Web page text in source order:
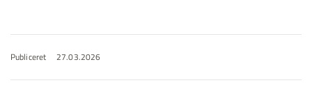
Publiceret 27.03.2026